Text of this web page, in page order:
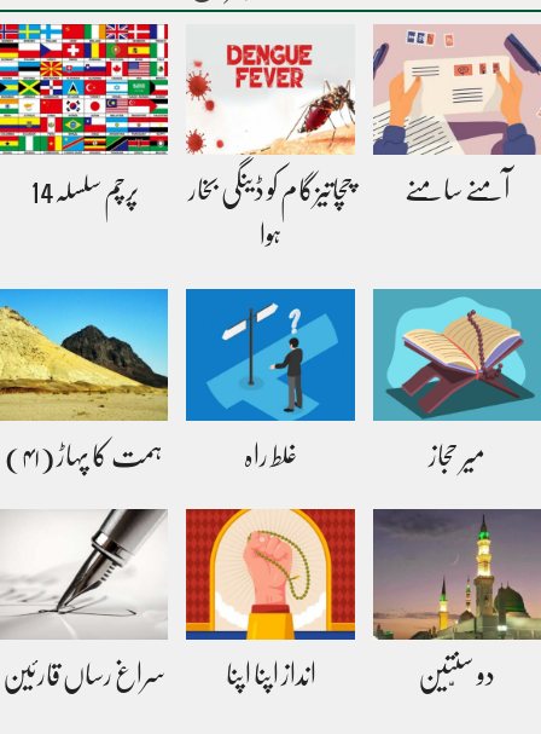
آمنے سامنے
چچاتیزگام کو ڈینگی بخار
ہوا
پرچم سلسلہ14
میر حجاز غلط راہ ہمت کا پہاڑ (۴۱)
دو سنّتین انداز اپنا اپنا سراغ رساں قارئین